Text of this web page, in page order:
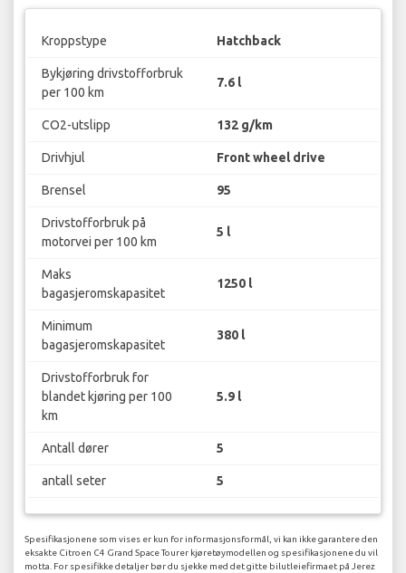
Kroppstype Hatchback
Bykjøring drivstofforbruk
per 100 km
7.6 l
CO2-utslipp 132 g/km
Drivhjul Front wheel drive
Brensel 95
Drivstofforbruk på
motorvei per 100 km
5 l
Maks
bagasjeromskapasitet
1250 l
Minimum
bagasjeromskapasitet
380 l
Drivstofforbruk for
blandet kjøring per 100
km
5.9 l
Antall dører 5
antall seter 5
Spesifikasjonene som vises er kun for informasjonsformål, vi kan ikke garantere den
eksakte Citroen C4 Grand Space Tourer kjøretøymodellen og spesifikasjonene du vil
motta. For spesifikke detaljer bør du sjekke med det gitte bilutleiefirmaet på Jerez